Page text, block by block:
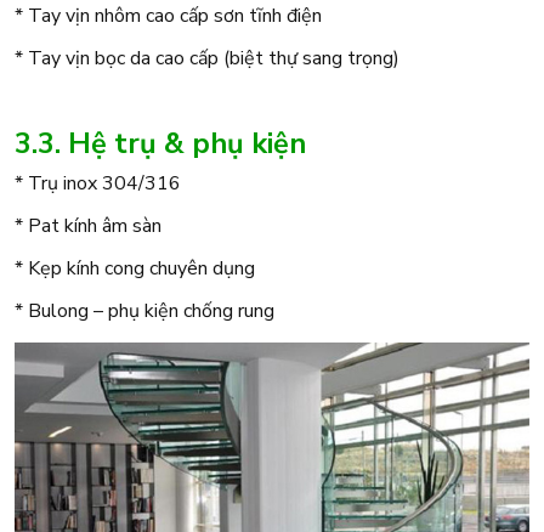
* Tay vịn nhôm cao cấp sơn tĩnh điện
* Tay vịn bọc da cao cấp (biệt thự sang trọng)
3.3. Hệ trụ & phụ kiện
* Trụ inox 304/316
* Pat kính âm sàn
* Kẹp kính cong chuyên dụng
* Bulong – phụ kiện chống rung